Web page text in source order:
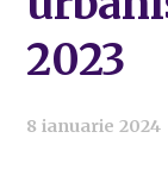
2023
8 ianuarie 2024